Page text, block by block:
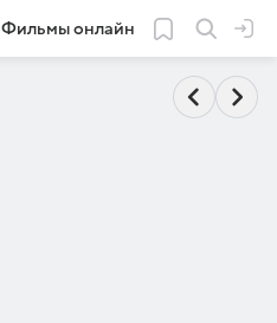
Фильмы онлайн